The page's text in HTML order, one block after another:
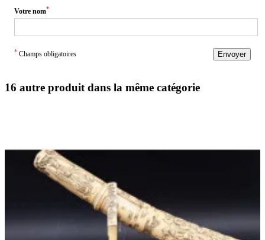
Votre nom*
* Champs obligatoires Envoyer
16 autre produit dans la même catégorie